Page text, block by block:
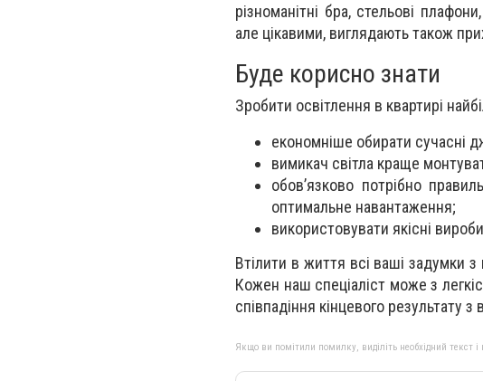
різноманітні бра, стельові
але цікавими, виглядають також
Буде корисно знати
Зробити освітлення в квартирі
економніше обирати сучасні
вимикач світла краще
обов’язково потрібно
оптимальне навантаження;
використовувати якісні
Втілити в життя всі ваші задумки
Кожен наш спеціаліст може з
співпадіння кінцевого результату
Якщо ви помітили помилку, виділіть необхідний текст